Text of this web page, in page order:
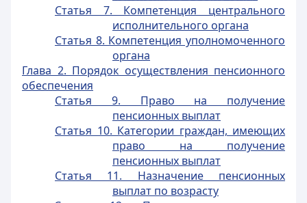
Статья 7. Компетенция центрального
исполнительного органа
Статья 8. Компетенция уполномоченного
органа
Глава 2. Порядок осуществления пенсионного
обеспечения
Статья 9. Право на получение
пенсионных выплат
Статья 10. Категории граждан, имеющих
право на получение
пенсионных выплат
Статья 11. Назначение пенсионных
выплат по возрасту